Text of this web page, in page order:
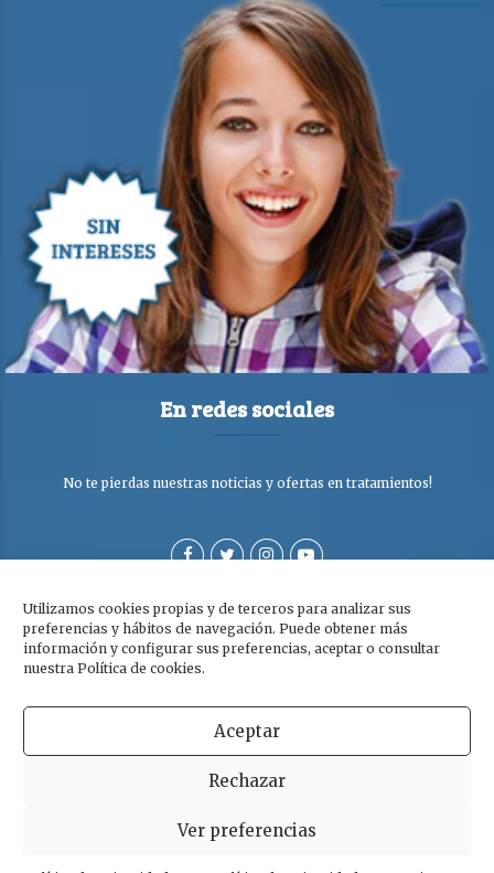
Utilizamos cookies propias y de terceros para analizar sus
preferencias y hábitos de navegación. Puede obtener más
información y configurar sus preferencias, aceptar o consultar
nuestra Política de cookies.
Aceptar
Rechazar
Ver preferencias
En redes sociales
No te pierdas nuestras noticias y ofertas en tratamientos!
Copyright © Clínica Dra. Olga Cabezuelo 2026. Todos los derechos
Aviso legal|Política de privacidad y cookies